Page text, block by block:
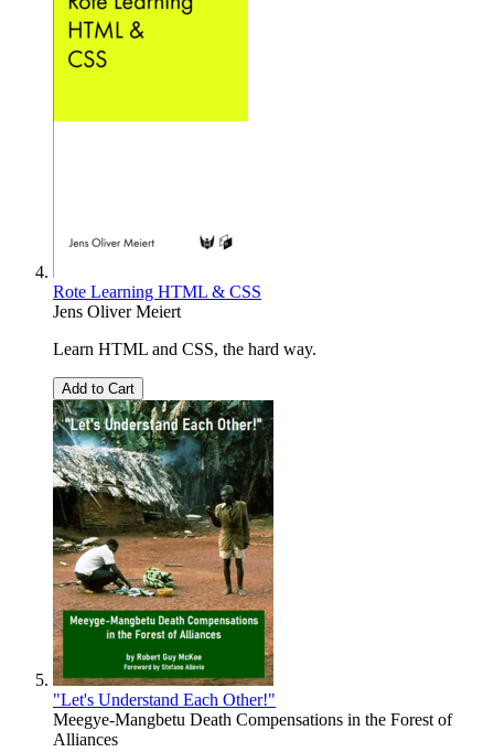
Rote Learning HTML & CSS
Jens Oliver Meiert
Learn HTML and CSS, the hard way.
Add to Cart
"Let's Understand Each Other!"
Meegye-Mangbetu Death Compensations in the Forest of
Alliances